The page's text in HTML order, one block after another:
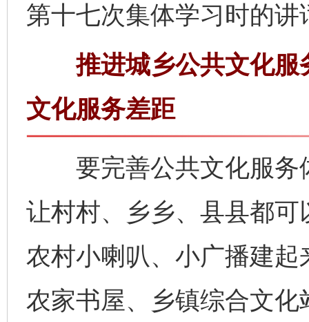
第十七次集体学习时的讲
推进城乡公共文化服
文化服务差距
要完善公共文化服务
让村村、乡乡、县县都
农村小喇叭、小广播建
农家书屋、乡镇综合文